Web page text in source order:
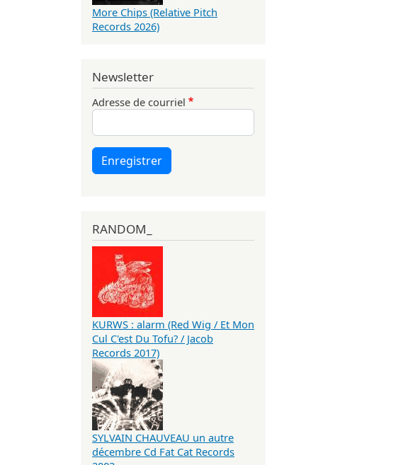
More Chips (Relative Pitch
Records 2026)
Newsletter
Adresse de courriel
Enregistrer
RANDOM_
KURWS : alarm (Red Wig / Et Mon
Cul C'est Du Tofu? / Jacob
Records 2017)
SYLVAIN CHAUVEAU un autre
décembre Cd Fat Cat Records